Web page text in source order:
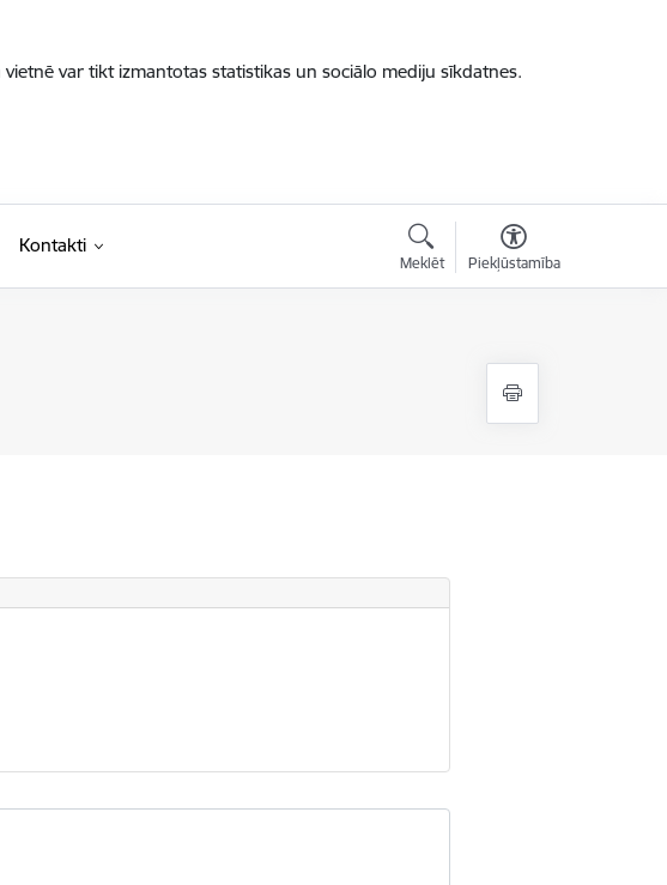
var tikt izmantotas statistikas un sociālo mediju sīkdatnes.
Kontakti
Meklēt Piekļūstamība